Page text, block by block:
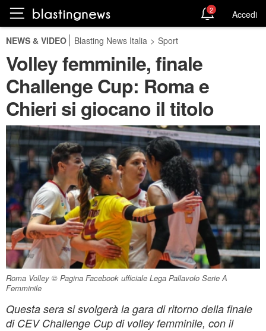
2 Accedi
NEWS & VIDEO Blasting News Italia > Sport
Volley femminile, finale
Challenge Cup: Roma e
Chieri si giocano il titolo
Roma Volley © Pagina Facebook ufficiale Lega Pallavolo Serie A
Femminile
Questa sera si svolgerà la gara di ritorno della finale
di CEV Challenge Cup di volley femminile, con il